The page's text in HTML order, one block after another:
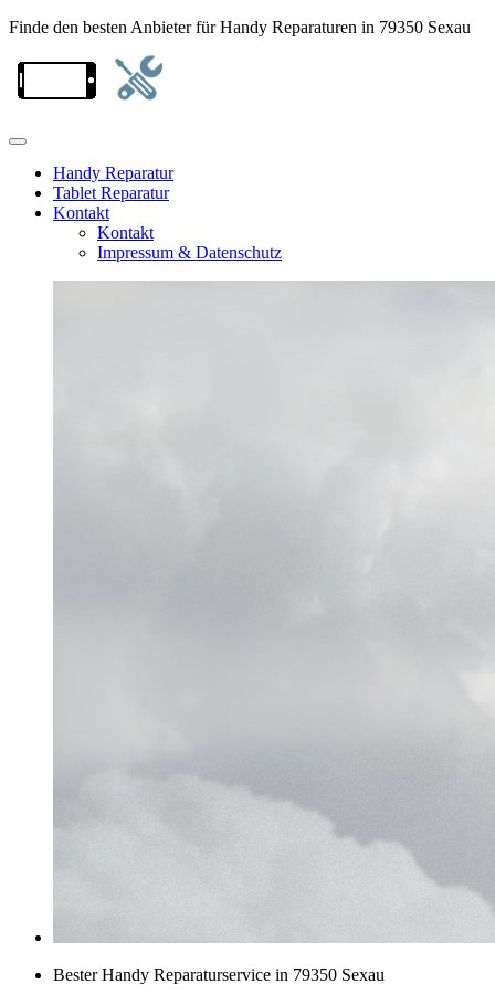
Finde den besten Anbieter für Handy Reparaturen in 79350 Sexau
Handy Reparatur
Tablet Reparatur
Kontakt
Kontakt
Impressum & Datenschutz
Bester Handy Reparaturservice in 79350 Sexau